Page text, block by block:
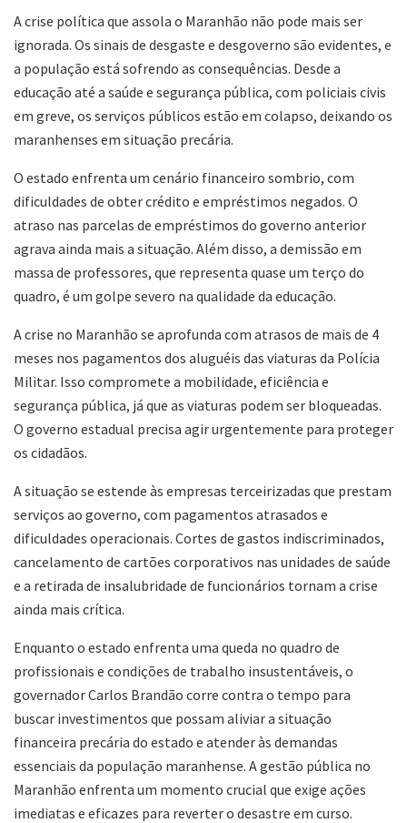
A crise política que assola o Maranhão não pode mais ser
ignorada. Os sinais de desgaste e desgoverno são evidentes, e
a população está sofrendo as consequências. Desde a
educação até a saúde e segurança pública, com policiais civis
em greve, os serviços públicos estão em colapso, deixando os
maranhenses em situação precária.
O estado enfrenta um cenário financeiro sombrio, com
dificuldades de obter crédito e empréstimos negados. O
atraso nas parcelas de empréstimos do governo anterior
agrava ainda mais a situação. Além disso, a demissão em
massa de professores, que representa quase um terço do
quadro, é um golpe severo na qualidade da educação.
A crise no Maranhão se aprofunda com atrasos de mais de 4
meses nos pagamentos dos aluguéis das viaturas da Polícia
Militar. Isso compromete a mobilidade, eficiência e
segurança pública, já que as viaturas podem ser bloqueadas.
O governo estadual precisa agir urgentemente para proteger
os cidadãos.
A situação se estende às empresas terceirizadas que prestam
serviços ao governo, com pagamentos atrasados e
dificuldades operacionais. Cortes de gastos indiscriminados,
cancelamento de cartões corporativos nas unidades de saúde
e a retirada de insalubridade de funcionários tornam a crise
ainda mais crítica.
Enquanto o estado enfrenta uma queda no quadro de
profissionais e condições de trabalho insustentáveis, o
governador Carlos Brandão corre contra o tempo para
buscar investimentos que possam aliviar a situação
financeira precária do estado e atender às demandas
essenciais da população maranhense. A gestão pública no
Maranhão enfrenta um momento crucial que exige ações
imediatas e eficazes para reverter o desastre em curso.